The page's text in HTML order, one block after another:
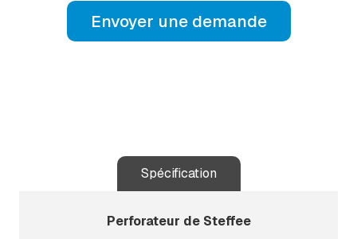
Envoyer une demande
Spécification
Perforateur de Steffee